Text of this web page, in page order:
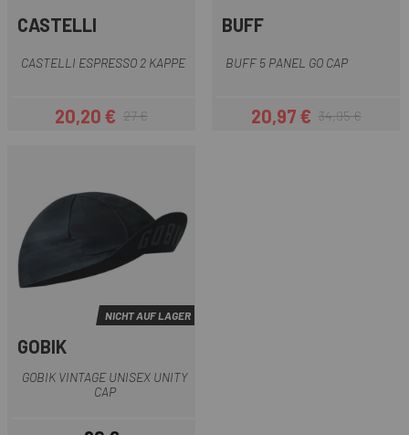
CASTELLI
CASTELLI ESPRESSO 2 KAPPE
Preis
20,20 €Regulärer Preis
27 €
BUFF
BUFF 5 PANEL GO CAP
Preis
20,97 €Regulärer Preis
34,95 €
NICHT AUF LAGER
GOBIK
GOBIK VINTAGE UNISEX UNITY
CAP